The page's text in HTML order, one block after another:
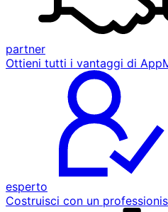
partner
Ottieni tutti i vantaggi di
esperto
Costruisci con un